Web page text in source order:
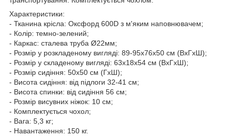
Характеристики:
- Тканина крісла: Оксфорд 600D з м'яким наповнювачем;
- Колір: темно-зелений;
- Каркас: сталева труба Ø22мм;
- Розмір у розкладеному вигляді: 89-95х76х50 см (ВхГхШ);
- Розмір у складеному вигляді: 63х18х54 см (ВхГхШ);
- Розмір сидіння: 50х50 см (ГхШ);
- Висота сидіння: від підлоги 32-41 см;
- Висота спинки: від сидіння 56 см;
- Розмір висувних ніжок: 10 см;
- Комплектується чохол;
- Вага: 5,3 кг;
- Навантаження: 150 кг.